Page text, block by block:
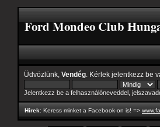
Ford Mondeo Club
Üdvözlünk, Vendég . Kérlek jelentkezz be
Jelentkezz be a felhasználóneveddel,
Hírek: Keress minket a Facebook-on is! =>